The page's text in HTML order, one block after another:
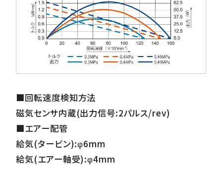
■回転速度検知方法
磁気センサ内蔵(出力信号:2パルス/rev)
■エアー配管
給気(タービン):φ6mm
給気(エアー軸受):φ4mm